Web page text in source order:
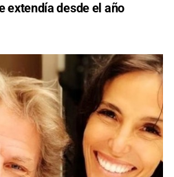
extendía desde el año